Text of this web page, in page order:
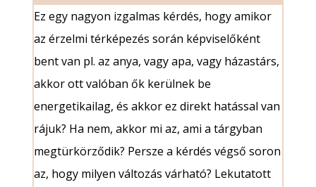
Ez egy nagyon izgalmas kérdés, hogy amikor
az érzelmi térképezés során képviselőként
bent van pl. az anya, vagy apa, vagy házastárs,
akkor ott valóban ők kerülnek be
energetikailag, és akkor ez direkt hatással van
rájuk? Ha nem, akkor mi az, ami a tárgyban
megtürkörződik? Persze a kérdés végső soron
az, hogy milyen változás várható? Lekutatott